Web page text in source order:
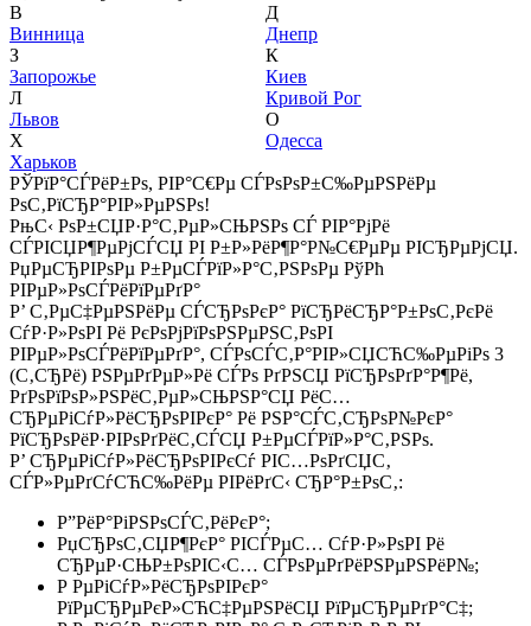
В
Винница
З
Запорожье
Л
Львов
Х
Харьков
Д
Днепр
К
Киев
Кривой Рог
О
Одесса
РЎРїР°СЃРёР±Рѕ, РІР°С€Рµ СЃРѕРѕР±С‰РµРЅРёРµ
РѕС‚РїСЂР°РІР»РµРЅРѕ!
РњС‹ РѕР±СЏР·Р°С‚РµР»СЊРЅРѕ СЃ РІР°РјРё
СЃРІСЏР¶РµРјСЃСЏ РІ Р±Р»РёР¶Р°Р№С€РµРµ РІСЂРµРјСЏ.
РџРµСЂРІРѕРµ Р±РµСЃРїР»Р°С‚РЅРѕРµ РўРћ
РІРµР»РѕСЃРёРїРµРґР°
Р’ С‚РµС‡РµРЅРёРµ СЃСЂРѕРєР° РїСЂРёСЂР°Р±РѕС‚РєРё
СѓР·Р»РѕРІ Рё РєРѕРјРїРѕРЅРµРЅС‚РѕРІ
РІРµР»РѕСЃРёРїРµРґР°, СЃРѕСЃС‚Р°РІР»СЏСЋС‰РµРіРѕ 3
(С‚СЂРё) РЅРµРґРµР»Рё СЃРѕ РґРЅСЏ РїСЂРѕРґР°Р¶Рё,
РґРѕРїРѕР»РЅРёС‚РµР»СЊРЅР°СЏ РёС…
СЂРµРіСѓР»РёСЂРѕРІРєР° Рё РЅР°СЃС‚СЂРѕР№РєР°
РїСЂРѕРёР·РІРѕРґРёС‚СЃСЏ Р±РµСЃРїР»Р°С‚РЅРѕ.
Р’ СЂРµРіСѓР»РёСЂРѕРІРєСѓ РІС…РѕРґСЏС‚
СЃР»РµРґСѓСЋС‰РёРµ РІРёРґС‹ СЂР°Р±РѕС‚:
Р”РёР°РіРЅРѕСЃС‚РёРєР°;
РџСЂРѕС‚СЏР¶РєР° РІСЃРµС… СѓР·Р»РѕРІ Рё
СЂРµР·СЊР±РѕРІС‹С… СЃРѕРµРґРёРЅРµРЅРёР№;
Р РµРіСѓР»РёСЂРѕРІРєР°
РїРµСЂРµРєР»СЋС‡РµРЅРёСЏ РїРµСЂРµРґР°С‡;